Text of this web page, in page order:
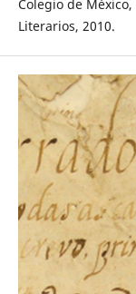
Colegio de
Literarios, 2010.